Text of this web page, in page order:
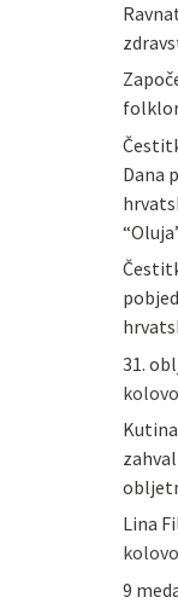
Dana
31.
Lina
9